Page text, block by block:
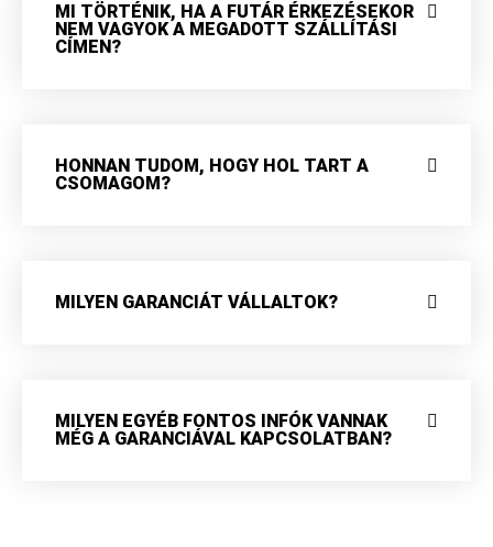
MI TÖRTÉNIK, HA A FUTÁR ÉRKEZÉSEKOR
NEM VAGYOK A MEGADOTT SZÁLLÍTÁSI
CÍMEN?
HONNAN TUDOM, HOGY HOL TART A
CSOMAGOM?
MILYEN GARANCIÁT VÁLLALTOK?
MILYEN EGYÉB FONTOS INFÓK VANNAK
MÉG A GARANCIÁVAL KAPCSOLATBAN?